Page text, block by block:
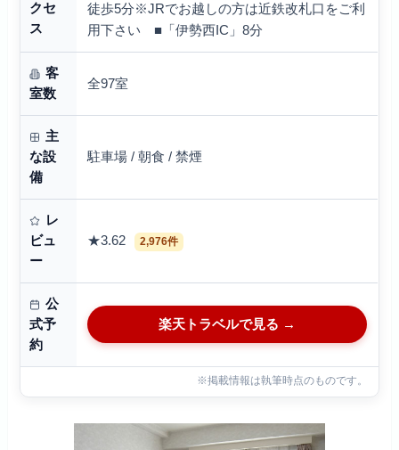
クセ
ス
徒歩5分※JRでお越しの方は近鉄改札口をご利
用下さい ■「伊勢西IC」8分
客
室数
全97室
主
な設
備
駐車場 / 朝食 / 禁煙
レ
ビュ
ー
★3.62 2,976件
公
式予
約
楽天トラベルで見る →
※掲載情報は執筆時点のものです。